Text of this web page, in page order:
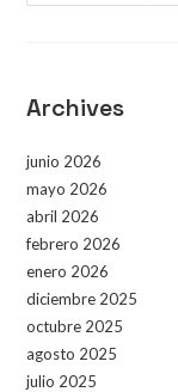
Archives
junio 2026
mayo 2026
abril 2026
febrero 2026
enero 2026
diciembre 2025
octubre 2025
agosto 2025
julio 2025